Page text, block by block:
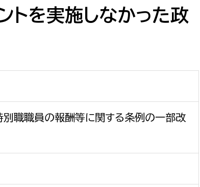
福祉・健康
都市基盤
市民税課
文化財課
トを実施しなかった政
職職員の報酬等に関する条例の一部改